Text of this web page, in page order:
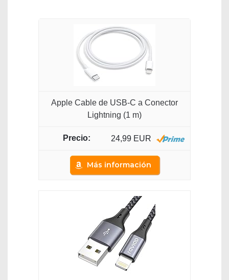
Apple Cable de USB-C a Conector
Lightning (1 m)
24,99 EUR
Más información